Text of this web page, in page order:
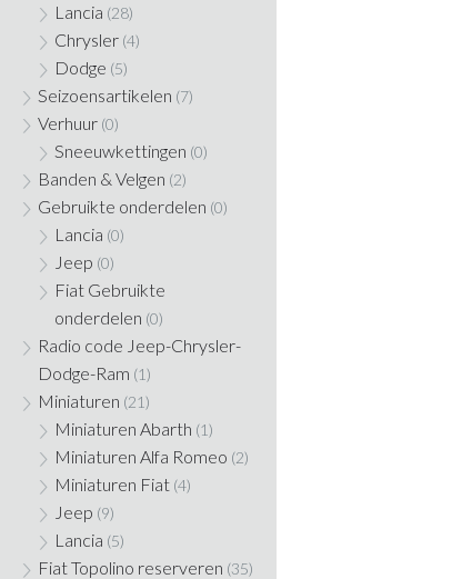
Lancia (28)
Chrysler (4)
Dodge (5)
Seizoensartikelen (7)
Verhuur (0)
Sneeuwkettingen (0)
Banden & Velgen (2)
Gebruikte onderdelen (0)
Lancia (0)
Jeep (0)
Fiat Gebruikte
onderdelen (0)
Radio code Jeep-Chrysler-
Dodge-Ram (1)
Miniaturen (21)
Miniaturen Abarth (1)
Miniaturen Alfa Romeo (2)
Miniaturen Fiat (4)
Jeep (9)
Lancia (5)
Fiat Topolino reserveren (35)